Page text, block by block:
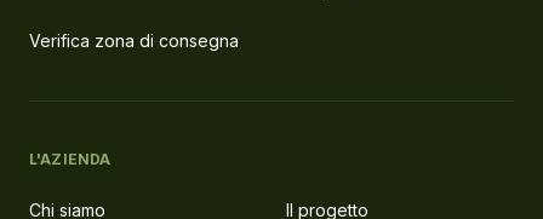
Verifica zona di consegna
L'AZIENDA
Chi siamo Il progetto